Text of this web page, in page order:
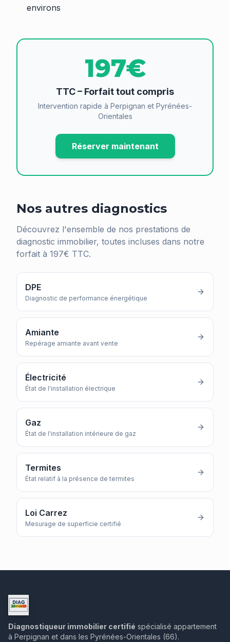
environs
197€
TTC – Forfait tout compris
Intervention rapide à Perpignan et Pyrénées-
Orientales
Réserver maintenant
Nos autres diagnostics
Découvrez l'ensemble de nos prestations de
diagnostic immobilier, toutes incluses dans notre
forfait à 197€ TTC.
DPE
Diagnostic de performance énergétique
Amiante
Repérage amiante avant vente
Électricité
État de l'installation électrique
Gaz
État de l'installation intérieure de gaz
Termites
État relatif à la présence de termites
Loi Carrez
Mesurage de superficie certifié
Diagnostiqueur immobilier certifié spécialisé appartement
à Perpignan et dans les Pyrénées-Orientales (66).